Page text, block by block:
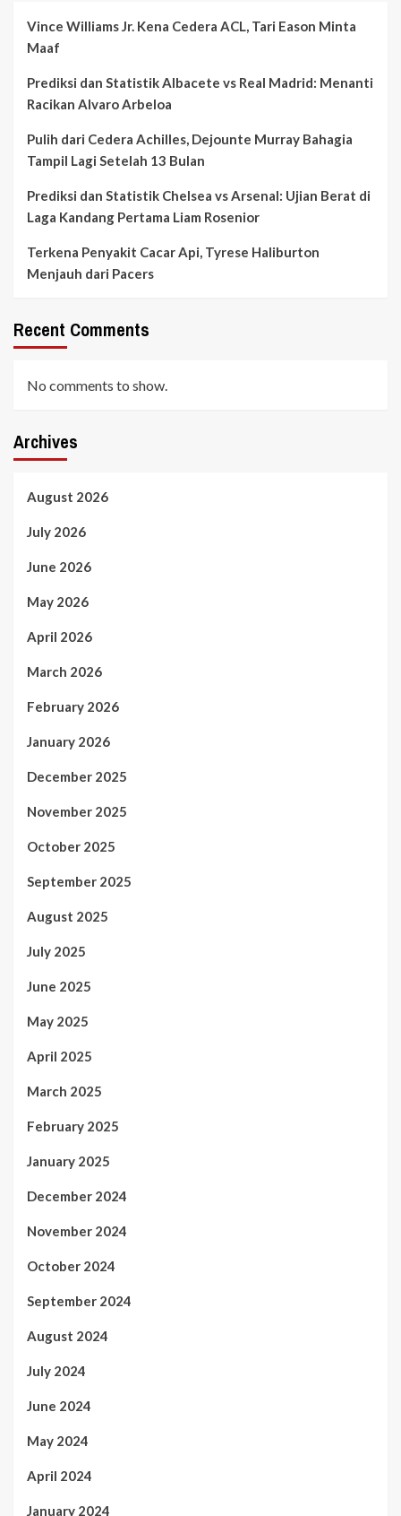
Vince Williams Jr. Kena Cedera ACL, Tari Eason Minta
Maaf
Prediksi dan Statistik Albacete vs Real Madrid: Menanti
Racikan Alvaro Arbeloa
Pulih dari Cedera Achilles, Dejounte Murray Bahagia
Tampil Lagi Setelah 13 Bulan
Prediksi dan Statistik Chelsea vs Arsenal: Ujian Berat di
Laga Kandang Pertama Liam Rosenior
Terkena Penyakit Cacar Api, Tyrese Haliburton
Menjauh dari Pacers
Recent Comments
No comments to show.
Archives
August 2026
July 2026
June 2026
May 2026
April 2026
March 2026
February 2026
January 2026
December 2025
November 2025
October 2025
September 2025
August 2025
July 2025
June 2025
May 2025
April 2025
March 2025
February 2025
January 2025
December 2024
November 2024
October 2024
September 2024
August 2024
July 2024
June 2024
May 2024
April 2024
January 2024